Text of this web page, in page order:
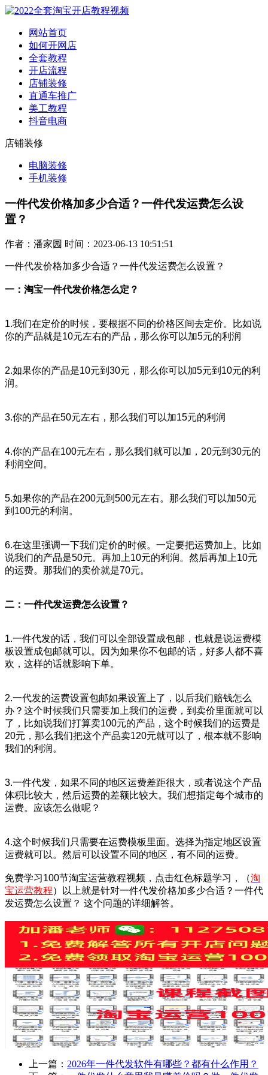
网站首页
如何开网店
全套教程
开店流程
店铺装修
直通车推广
美工教程
抖音电商
店铺装修
电脑装修
手机装修
一件代发价格加多少合适？一件代发运费怎么设
置？
作者：潘家园 时间：2023-06-13 10:51:51
一件代发价格加多少合适？一件代发运费怎么设置？
一：淘宝一件代发价格怎么定？
1.我们在定价的时候，要根据不同的价格区间去定价。比如说
你的产品就是10元左右的产品，那么你可以加5元的利润
2.如果你的产品是10元到30元，那么你可以加5元到10元的利
润。
3.你的产品在50元左右，那么我们可以加15元的利润
4.你的产品在100元左右，那么我们就可以加，20元到30元的
利润空间。
5.如果你的产品在200元到500元左右。那么我们可以加50元
到100元的利润。
6.在这里强调一下我们定价的时候。一定要把运费加上。比如
说我们的产品是50元。再加上10元的利润。然后再加上10元
的运费。那我们的卖价就是70元。
二：一件代发运费怎么设置？
1.一件代发的话，我们可以全部设置成包邮，也就是说运费模
板设置成包邮就可以。因为如果你不包邮的话，好多人都不喜
欢，这样的话就影响下单。
2.一代发的运费设置包邮如果设置上了，以后我们赔钱怎么
办？这个时候我们只需要加上我们的运费，到卖价里面就可以
了，比如说我们打算卖100元的产品，这个时候我们的运费是
20元，那么我们把这个产品卖120元就可以了，根本就不影响
我们的利润。
3.一件代发，如果不同的地区运费差距很大，或者说这个产品
体积比较大，然后运费的差额比较大。我们想指定每个城市的
运费。应该怎么做呢？
4.这个时候我们只需要在运费模板里面。选择为指定地区设置
运费就可以。然后可以设置不同的地区，有不同的运费。
免费学习100节淘宝运营教程视频，点击红色标题学习，（淘
宝运营教程）以上就是针对一件代发价格加多少合适？一件代
发运费怎么设置？ 这个问题的详细解答。
上一篇： 2026年一件代发软件有哪些？都有什么作用？